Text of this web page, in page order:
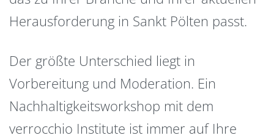
Herausforderung in Sankt Pölten passt.
Der größte Unterschied liegt in
Vorbereitung und Moderation. Ein
Nachhaltigkeitsworkshop mit dem
verrocchio Institute ist immer auf Ihre